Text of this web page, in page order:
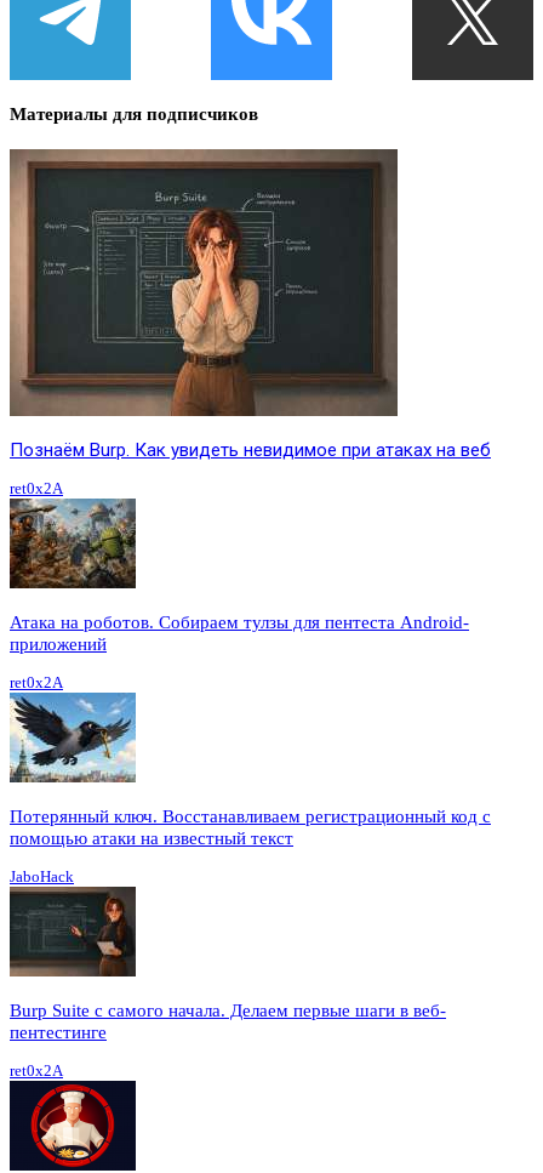
Материалы для подписчиков
Познаём Burp. Как увидеть невидимое при атаках на веб
ret0x2A
Атака на роботов. Собираем тулзы для пентеста Android-
приложений
ret0x2A
Потерянный ключ. Восстанавливаем регистрационный код с
помощью атаки на известный текст
JaboHack
Burp Suite с самого начала. Делаем первые шаги в веб-
пентестинге
ret0x2A